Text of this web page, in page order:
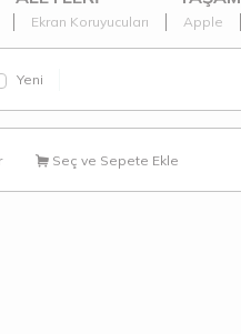
Ekran Koruyucuları Apple
Yeni
Seç ve Sepete Ekle